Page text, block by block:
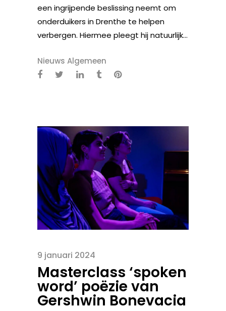
een ingrijpende beslissing neemt om
onderduikers in Drenthe te helpen
verbergen. Hiermee pleegt hij natuurlijk...
Nieuws Algemeen
9 januari 2024
Masterclass ‘spoken
word’ poëzie van
Gershwin Bonevacia